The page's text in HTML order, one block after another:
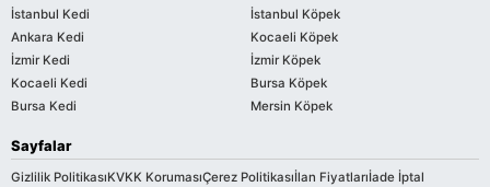
İstanbul Kedi
Ankara Kedi
İzmir Kedi
Kocaeli Kedi
Bursa Kedi
İstanbul Köpek
Kocaeli Köpek
İzmir Köpek
Bursa Köpek
Mersin Köpek
Sayfalar
Gizlilik PolitikasıKVKK KorumasıÇerez Politikasıİlan Fiyatlarıİade İptal